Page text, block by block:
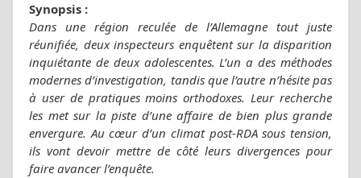
Synopsis :
Dans une région reculée de l’Allemagne tout juste
réunifiée, deux inspecteurs enquêtent sur la disparition
inquiétante de deux adolescentes. L’un a des méthodes
modernes d’investigation, tandis que l’autre n’hésite pas
à user de pratiques moins orthodoxes. Leur recherche
les met sur la piste d’une affaire de bien plus grande
envergure. Au cœur d’un climat post-RDA sous tension,
ils vont devoir mettre de côté leurs divergences pour
faire avancer l’enquête.